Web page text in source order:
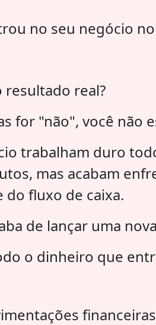
no seu negócio no
resultado real?
for "não", você não
trabalham duro
mas acabam
fluxo de caixa.
de lançar uma
o dinheiro que